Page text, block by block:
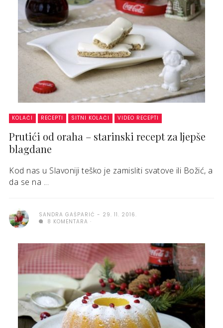
KOLAČI RECEPTI SITNI KOLAČI VIDEO RECEPTI
Prutići od oraha – starinski recept za ljepše
blagdane
Kod nas u Slavoniji teško je zamisliti svatove ili Božić, a
da se na ...
SANDRA GAŠPARIĆ
29. 11. 2016.
8 KOMENTARA